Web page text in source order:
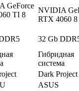
GeForce
TI 8
NVIDIA
RTX 4060 8
32 Gb
Гибридная
система
Dark Project
ASUS